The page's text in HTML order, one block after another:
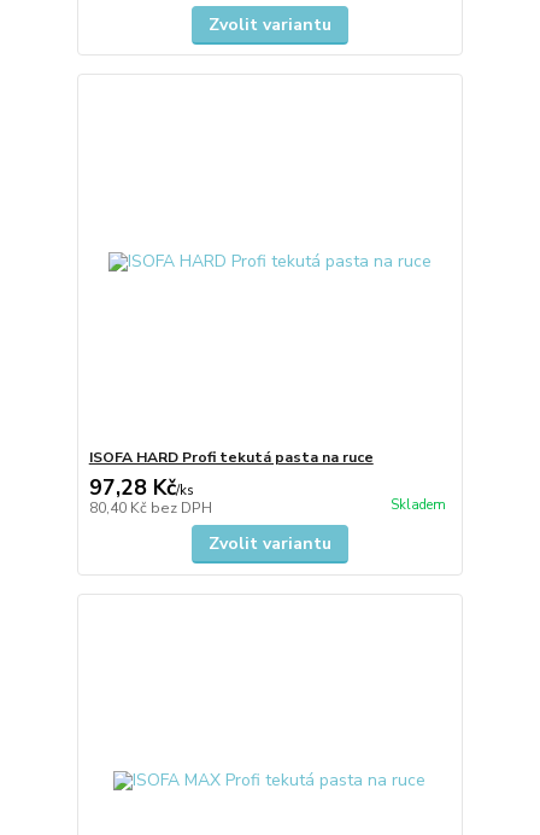
Zvolit variantu
ISOFA HARD Profi tekutá pasta na ruce
97,28 Kč/ks
80,40 Kč bez DPH Skladem
Zvolit variantu